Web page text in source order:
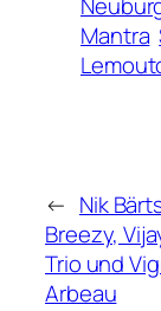
Mantra
← Nik
Breezy,
Trio und
Arbeau